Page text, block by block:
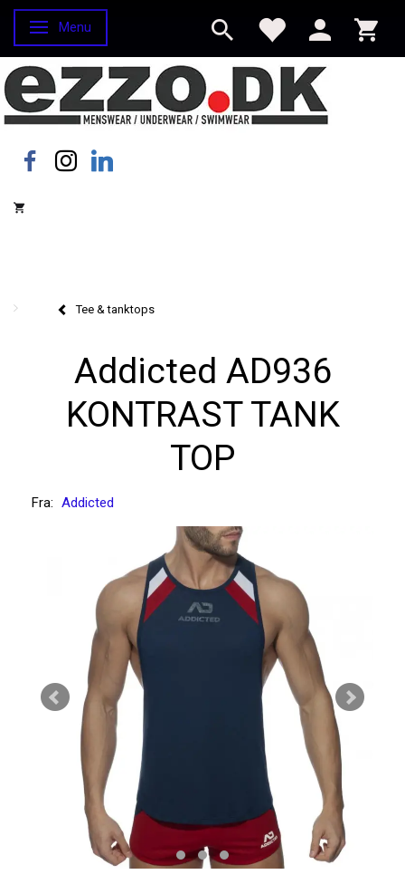
Skifte navigation
Menu
Tee & tanktops
Addicted AD936
KONTRAST TANK
TOP
Fra: Addicted